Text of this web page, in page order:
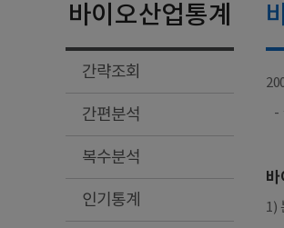
바이오산업통계
간략조회
간편분석
복수분석
인기통계
-
1)